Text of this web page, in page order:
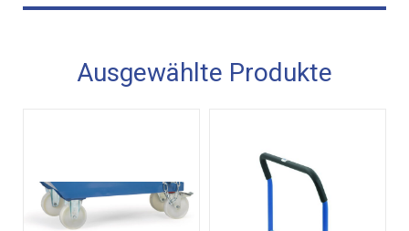
Ausgewählte Produkte